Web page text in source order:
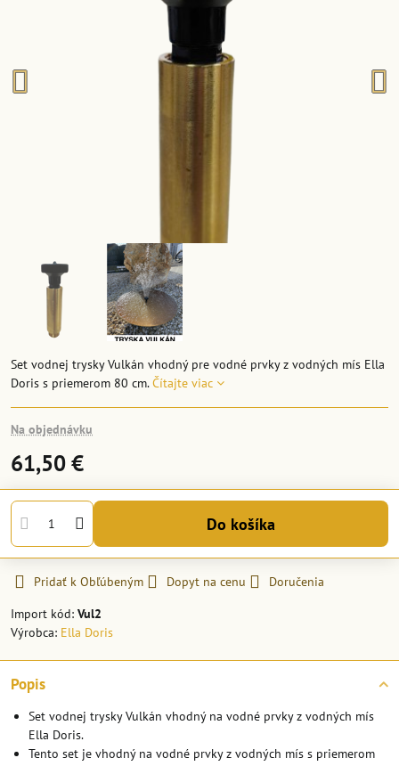
Set vodnej trysky Vulkán vhodný pre vodné prvky z vodných mís Ella
Doris s priemerom 80 cm.Čítajte viac
Na objednávku
61,50 €
Do košíka
Pridať k Obľúbeným Dopyt na cenu
Doručenia
Import kód: Vul2
Výrobca: Ella Doris
Popis
Set vodnej trysky Vulkán vhodný na vodné prvky z vodných mís
Ella Doris.
Tento set je vhodný na vodné prvky z vodných mís s priemerom